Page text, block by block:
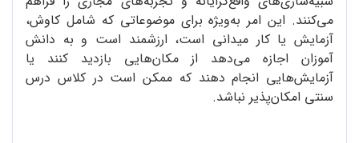
می‌کنند. این امر به‌ویژه برای موضوعاتی که شامل کاوش،
آزمایش یا کار میدانی است، ارزشمند است و به دانش
آموزان اجازه می‌دهد از مکان‌هایی بازدید کنند یا
آزمایش‌هایی انجام دهند که ممکن است در کلاس درس
سنتی امکان‌پذیر نباشد.